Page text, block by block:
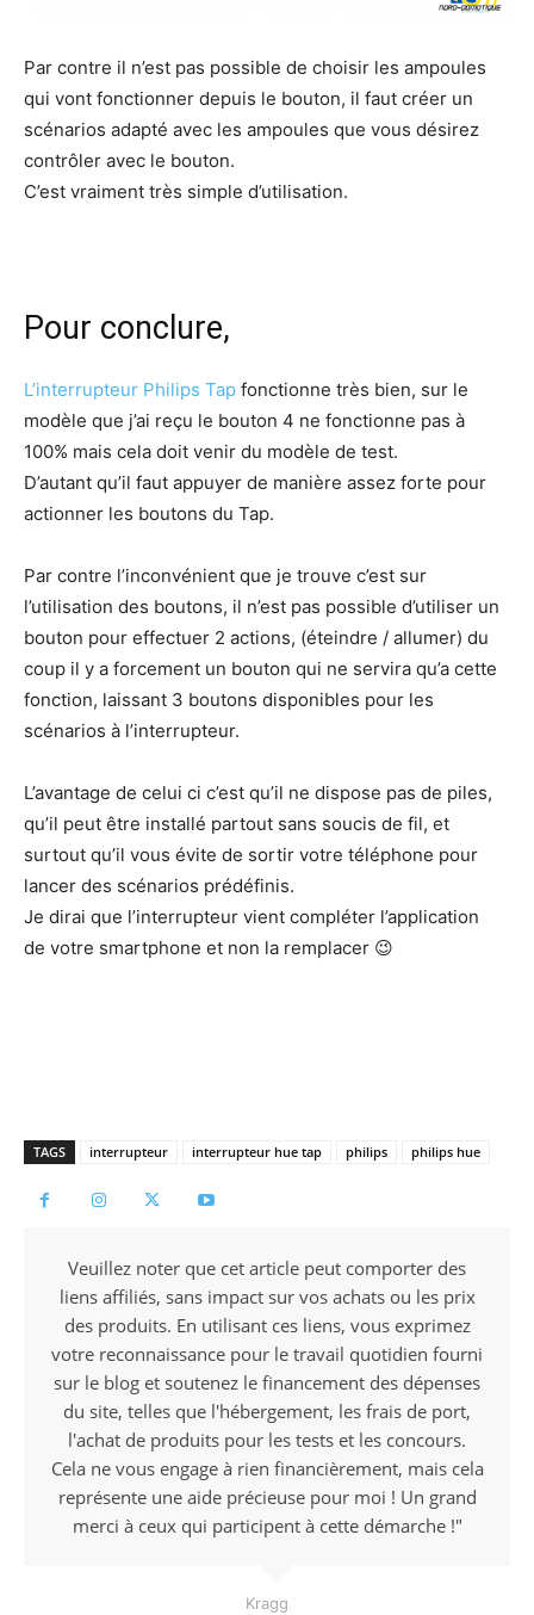
Par contre il n’est pas possible de choisir les ampoules
qui vont fonctionner depuis le bouton, il faut créer un
scénarios adapté avec les ampoules que vous désirez
contrôler avec le bouton.
C’est vraiment très simple d’utilisation.
Pour conclure,
L’interrupteur Philips Tap fonctionne très bien, sur le
modèle que j’ai reçu le bouton 4 ne fonctionne pas à
100% mais cela doit venir du modèle de test.
D’autant qu’il faut appuyer de manière assez forte pour
actionner les boutons du Tap.
Par contre l’inconvénient que je trouve c’est sur
l’utilisation des boutons, il n’est pas possible d’utiliser un
bouton pour effectuer 2 actions, (éteindre / allumer) du
coup il y a forcement un bouton qui ne servira qu’a cette
fonction, laissant 3 boutons disponibles pour les
scénarios à l’interrupteur.
L’avantage de celui ci c’est qu’il ne dispose pas de piles,
qu’il peut être installé partout sans soucis de fil, et
surtout qu’il vous évite de sortir votre téléphone pour
lancer des scénarios prédéfinis.
Je dirai que l’interrupteur vient compléter l’application
de votre smartphone et non la remplacer 😉
TAGS interrupteur interrupteur hue tap philips philips hue
Veuillez noter que cet article peut comporter des
liens affiliés, sans impact sur vos achats ou les prix
des produits. En utilisant ces liens, vous exprimez
votre reconnaissance pour le travail quotidien fourni
sur le blog et soutenez le financement des dépenses
du site, telles que l'hébergement, les frais de port,
l'achat de produits pour les tests et les concours.
Cela ne vous engage à rien financièrement, mais cela
représente une aide précieuse pour moi ! Un grand
merci à ceux qui participent à cette démarche !"
Kragg